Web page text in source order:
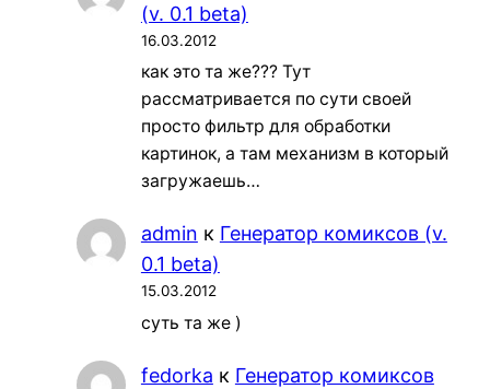
(v. 0.1 beta)
16.03.2012
как это та же??? Тут
рассматривается по сути своей
просто фильтр для обработки
картинок, а там механизм в который
загружаешь…
admin к Генератор комиксов (v.
0.1 beta)
15.03.2012
суть та же )
fedorka к Генератор комиксов